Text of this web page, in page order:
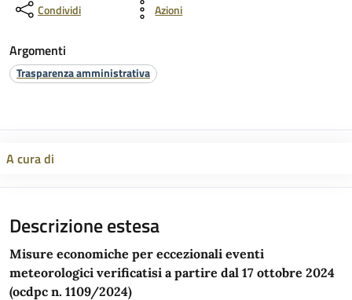
Condividi Azioni
Argomenti
Trasparenza amministrativa
A cura di
Descrizione estesa
Misure economiche per eccezionali eventi
meteorologici verificatisi a partire dal 17 ottobre 2024
(ocdpc n. 1109/2024)